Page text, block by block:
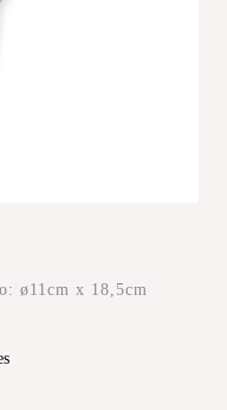
ø11cm x 18,5cm